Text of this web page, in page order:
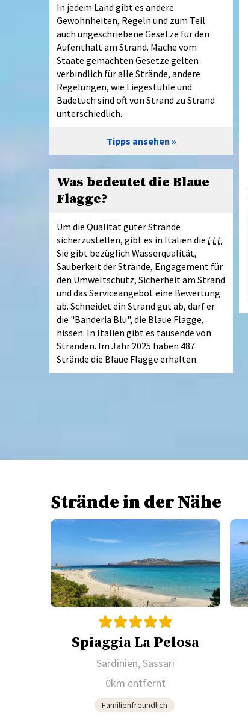
In jedem Land gibt es andere
Gewohnheiten, Regeln und zum Teil
auch ungeschriebene Gesetze für den
Aufenthalt am Strand. Mache vom
Staate gemachten Gesetze gelten
verbindlich für alle Strände, andere
Regelungen, wie Liegestühle und
Badetuch sind oft von Strand zu Strand
unterschiedlich.
Tipps ansehen
Was bedeutet die Blaue
Flagge?
Um die Qualität guter Strände
sicherzustellen, gibt es in Italien die FEE.
Sie gibt bezüglich Wasserqualität,
Sauberkeit der Strände, Engagement für
den Umweltschutz, Sicherheit am Strand
und das Serviceangebot eine Bewertung
ab. Schneidet ein Strand gut ab, darf er
die "Banderia Blu", die Blaue Flagge,
hissen. In Italien gibt es tausende von
Stränden. Im Jahr 2025 haben 487
Strände die Blaue Flagge erhalten.
Strände in der Nähe
Spiaggia La Pelosa
Sardinien, Sassari
0km entfernt
Familienfreundlich